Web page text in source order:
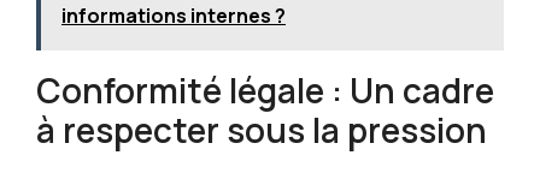
informations internes ?
Conformité légale : Un cadre
à respecter sous la pression